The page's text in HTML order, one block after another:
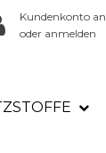
Kundenkonto
oder anmelden